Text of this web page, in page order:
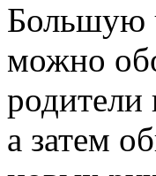
Большую
можно
родители
а затем